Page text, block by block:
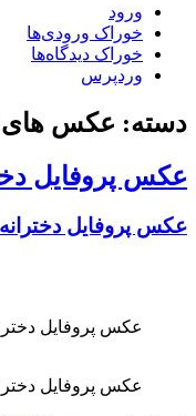
ورود
خوراک ورودی‌ها
خوراک دیدگاه‌ها
وردپرس
عکس های
پروفایل
پروفایل دخترانه
عکس پروفایل دخترانه
عکس پروفایل دخترانه